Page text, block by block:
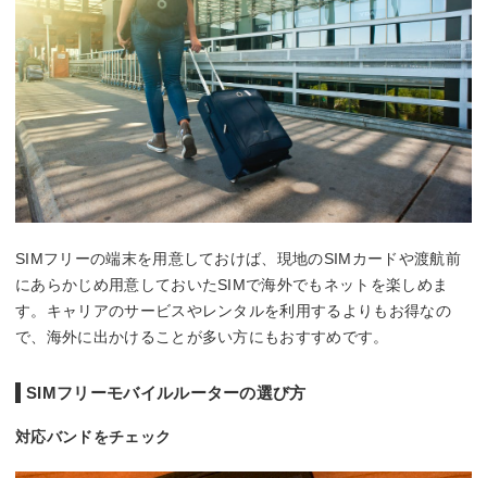
SIMフリーの端末を用意しておけば、現地のSIMカードや渡航前
にあらかじめ用意しておいたSIMで海外でもネットを楽しめま
す。キャリアのサービスやレンタルを利用するよりもお得なの
で、海外に出かけることが多い方にもおすすめです。
SIMフリーモバイルルーターの選び方
対応バンドをチェック